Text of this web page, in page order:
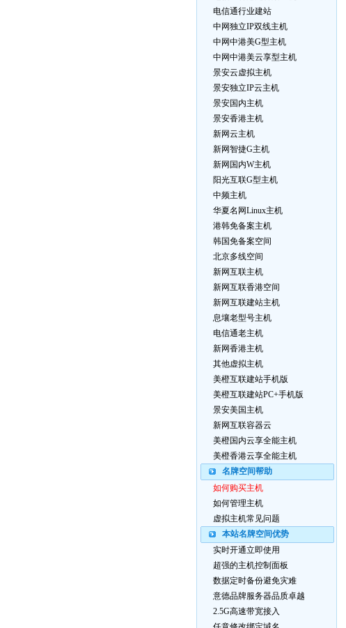
电信通行业建站
中网独立IP双线主机
中网中港美G型主机
中网中港美云享型主机
景安云虚拟主机
景安独立IP云主机
景安国内主机
景安香港主机
新网云主机
新网智捷G主机
新网国内W主机
阳光互联G型主机
中频主机
华夏名网Linux主机
港韩免备案主机
韩国免备案空间
北京多线空间
新网互联主机
新网互联香港空间
新网互联建站主机
息壤老型号主机
电信通老主机
新网香港主机
其他虚拟主机
美橙互联建站手机版
美橙互联建站PC+手机版
景安美国主机
新网互联容器云
美橙国内云享全能主机
美橙香港云享全能主机
名牌空间帮助
如何购买主机
如何管理主机
虚拟主机常见问题
本站名牌空间优势
实时开通立即使用
超强的主机控制面板
数据定时备份避免灾难
意德品牌服务器品质卓越
2.5G高速带宽接入